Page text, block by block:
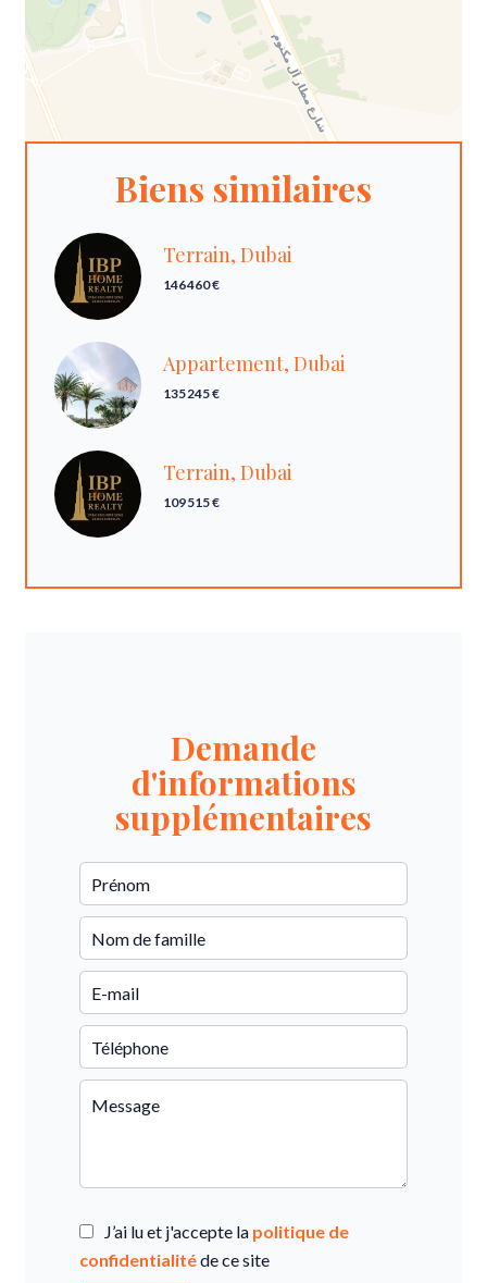
Biens similaires
Terrain, Dubai
146 460 €
Appartement, Dubai
135 245 €
Terrain, Dubai
109 515 €
Demande
d'informations
supplémentaires
J’ai lu et j'accepte la politique de
confidentialitéde ce site